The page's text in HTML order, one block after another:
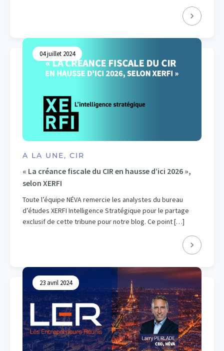
04 juillet 2024
A LA UNE, CIR
« La créance fiscale du CIR en hausse d’ici 2026 »,
selon XERFI
Toute l’équipe NÉVA remercie les analystes du bureau
d’études XERFI Intelligence Stratégique pour le partage
exclusif de cette tribune pour notre blog. Ce point […]
23 avril 2024